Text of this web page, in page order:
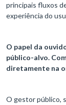
principais fluxos
experiência do
O papel da
público-alvo.
diretamente na
O gestor público,